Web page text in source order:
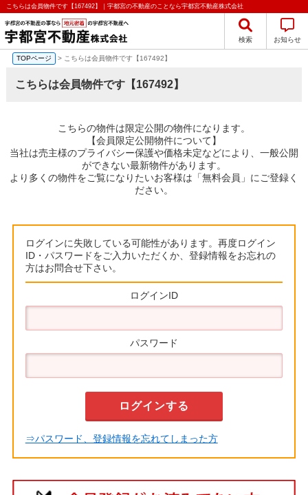
こちらは会員物件です【167492】｜宇都宮の不動産のことなら宇都宮不動産株式会社
検索 お知らせ
TOPページ > こちらは会員物件です【167492】
こちらは会員物件です【167492】
こちらの物件は限定公開の物件になります。
【会員限定公開物件について】
当社は売主様のプライバシー保護や価格未定などにより、一般公開
ができない最新物件があります。
より多くの物件をご覧になりたいお客様は「無料会員」にご登録く
ださい。
ログインに失敗している可能性があります。再度ログイン
ID・パスワードをご入力いただくか、登録情報をお忘れの
方はお問合せ下さい。
ログインID
パスワード
⇒パスワード、登録情報を忘れてしまった方